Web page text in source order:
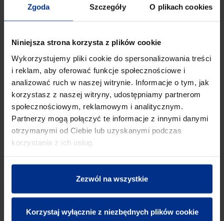
Zgoda Szczegóły O plikach cookies
Niniejsza strona korzysta z plików cookie
Wykorzystujemy pliki cookie do spersonalizowania treści
i reklam, aby oferować funkcje społecznościowe i
analizować ruch w naszej witrynie. Informacje o tym, jak
korzystasz z naszej witryny, udostępniamy partnerom
społecznościowym, reklamowym i analitycznym.
Partnerzy mogą połączyć te informacje z innymi danymi
otrzymanymi od Ciebie lub uzyskanymi podczas
korzystania z ich usług.
Zezwól na wszystkie
Korzystaj wyłącznie z niezbędnych plików cookie
TRÓJNIK 45°
TRÓJNIK 90°